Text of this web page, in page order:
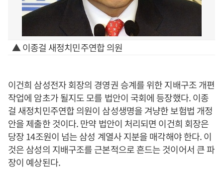
▲ 이종걸 새정치민주연합 의원
이건희 삼성전자 회장의 경영권 승계를 위한 지배구조 개편
작업에 암초가 될지도 모를 법안이 국회에 등장했다. 이종
걸 새정치민주연합 의원이 삼성생명을 겨냥한 보험법 개정
안을 제출한 것이다. 만약 법안이 처리되면 이건희 회장은
당장 14조원이 넘는 삼성 계열사 지분을 매각해야 한다. 이
것은 삼성의 지배구조를 근본적으로 흔드는 것이어서 큰 파
장이 예상된다.